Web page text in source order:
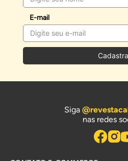
E-mail
Siga
nas redes